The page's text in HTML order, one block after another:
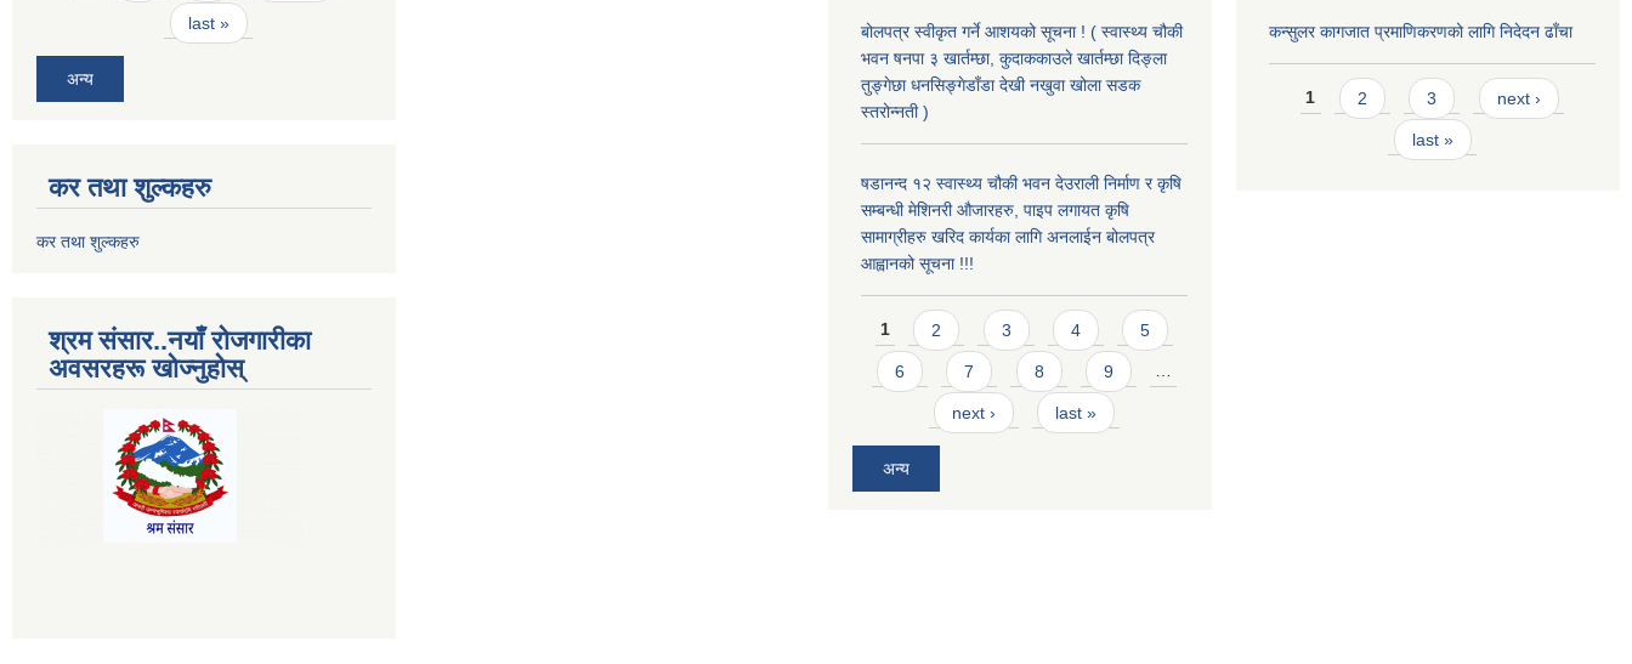
last »
अन्य
कर तथा शुल्कहरु
कर तथा शुल्कहरु
श्रम संसार..नयाँ रोजगारीका
अवसरहरू खोज्नुहोस्
बोलपत्र स्वीकृत गर्ने आशयको सूचना ! ( स्वास्थ्य चौकी
भवन षनपा ३ खार्तम्छा, कुदाककाउले खार्तम्छा दिङ्ला
तुङ्गेछा धनसिङ्गेडाँडा देखी नखुवा खोला सडक
स्तरोन्नती )
षडानन्द १२ स्वास्थ्य चौकी भवन देउराली निर्माण र कृषि
सम्बन्धी मेशिनरी औजारहरु, पाइप लगायत कृषि
सामाग्रीहरु खरिद कार्यका लागि अनलाईन बोलपत्र
आह्वानको सूचना !!!
Pages
1 2 3 4 5
6 7 8 9 …
next › last »
अन्य
कन्सुलर कागजात प्रमाणिकरणको लागि निदेदन ढाँचा
Pages
1 2 3 next ›
last »